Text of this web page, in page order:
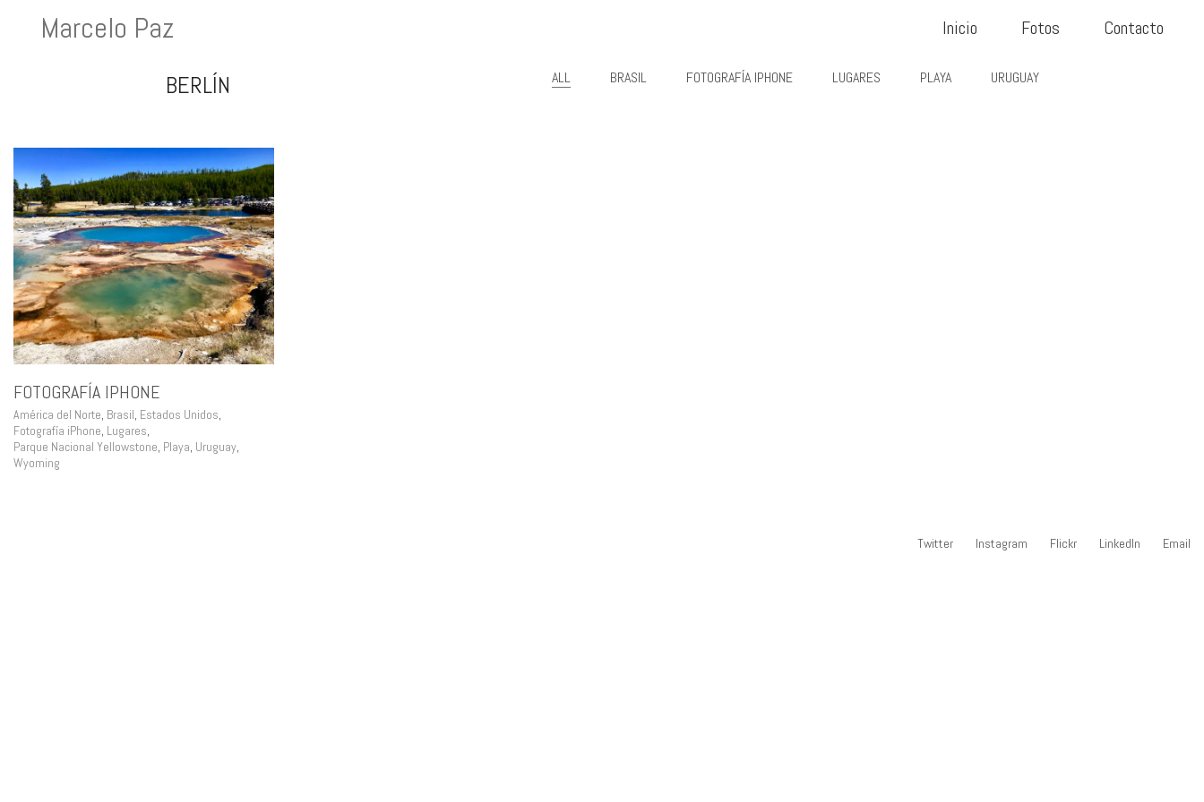
Marcelo Paz Inicio Fotos Contacto
BERLÍN ALL BRASIL FOTOGRAFÍA IPHONE LUGARES PLAYA URUGUAY
FOTOGRAFÍA IPHONE
América del Norte, Brasil, Estados Unidos,
Fotografía iPhone, Lugares,
Parque Nacional Yellowstone, Playa, Uruguay,
Wyoming
Twitter Instagram Flickr LinkedIn Email